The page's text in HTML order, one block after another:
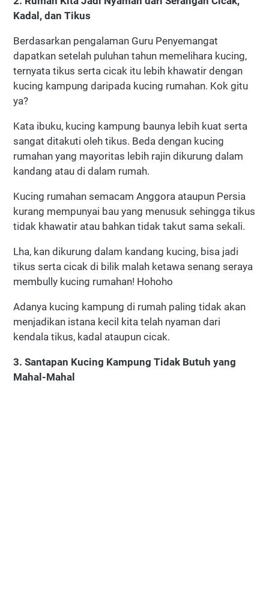
Kadal, dan Tikus
Berdasarkan pengalaman Guru Penyemangat
dapatkan setelah puluhan tahun memelihara kucing,
ternyata tikus serta cicak itu lebih khawatir dengan
kucing kampung daripada kucing rumahan. Kok gitu
ya?
Kata ibuku, kucing kampung baunya lebih kuat serta
sangat ditakuti oleh tikus. Beda dengan kucing
rumahan yang mayoritas lebih rajin dikurung dalam
kandang atau di dalam rumah.
Kucing rumahan semacam Anggora ataupun Persia
kurang mempunyai bau yang menusuk sehingga tikus
tidak khawatir atau bahkan tidak takut sama sekali.
Lha, kan dikurung dalam kandang kucing, bisa jadi
tikus serta cicak di bilik malah ketawa senang seraya
membully kucing rumahan! Hohoho
Adanya kucing kampung di rumah paling tidak akan
menjadikan istana kecil kita telah nyaman dari
kendala tikus, kadal ataupun cicak.
3. Santapan Kucing Kampung Tidak Butuh yang
Mahal-Mahal